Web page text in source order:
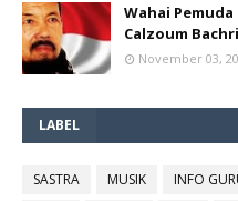
Wahai
Calzoum
November 03,
LABEL
SASTRA MUSIK INFO